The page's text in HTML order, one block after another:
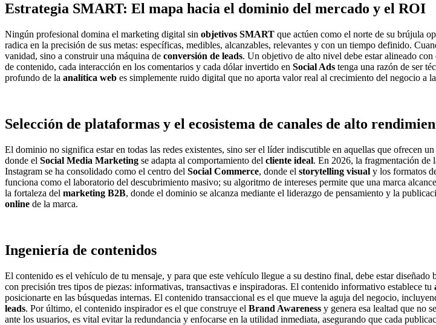
Estrategia SMART: El mapa hacia el dominio del mercado y el ROI
Ningún profesional domina el marketing digital sin objetivos SMART que actúen como el norte de su brújula
radica en la precisión de sus metas: específicas, medibles, alcanzables, relevantes y con un tiempo definido.
vanidad, sino a construir una máquina de conversión de leads. Un objetivo de alto nivel debe estar alineado con
de contenido, cada interacción en los comentarios y cada dólar invertido en Social Ads tenga una razón de ser
profundo de la analítica web es simplemente ruido digital que no aporta valor real al crecimiento del negocio a
Selección de plataformas y el ecosistema de canales de alto
El dominio no significa estar en todas las redes existentes, sino ser el líder indiscutible en aquellas que ofrecen
donde el Social Media Marketing se adapta al comportamiento del cliente ideal. En 2026, la fragmentación de
Instagram se ha consolidado como el centro del Social Commerce, donde el storytelling visual y los formatos
funciona como el laboratorio del descubrimiento masivo; su algoritmo de intereses permite que una marca
la fortaleza del marketing B2B, donde el dominio se alcanza mediante el liderazgo de pensamiento y la
online de la marca.
Ingeniería de contenidos
El contenido es el vehículo de tu mensaje, y para que este vehículo llegue a su destino final, debe estar diseñado
con precisión tres tipos de piezas: informativas, transactivas e inspiradoras. El contenido informativo establece tu
posicionarte en las búsquedas internas. El contenido transaccional es el que mueve la aguja del negocio,
leads. Por último, el contenido inspirador es el que construye el Brand Awareness y genera esa lealtad que no
ante los usuarios, es vital evitar la redundancia y enfocarse en la utilidad inmediata, asegurando que cada